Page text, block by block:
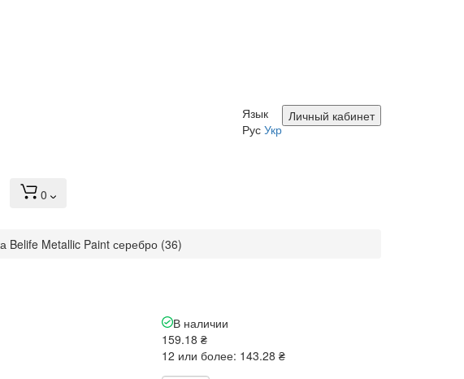
Личный кабинет
Язык
Рус Укр
0
Belife Metallic Paint серебро (36)
В наличии
159.18 ₴
12 или более: 143.28 ₴